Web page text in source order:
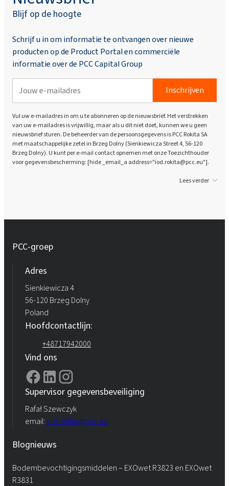
Blijf op de hoogte
Schrijf u in om informatie te ontvangen over nieuwe
producten op de Product Portal en commerciële
informatie over de PCC Capital Group
Inschrijven
Vul uw e-mailadres in om u te abonneren op de nieuwsbrief. Het verstrekken
van uw e-mailadres is vrijwillig, maar als u dit niet doet, kunnen we u geen
nieuwsbrief sturen. De beheerder van de persoonsgegevens is PCC Rokita SA
met maatschappelijke zetel in Brzeg Dolny (Sienkiewicza Street 4, 56-120
Brzeg Dolny). U kunt per e-mail contact opnemen met onze Toezichthouder
voor gegevensbescherming: [hide _email_a address="iod.rokita@pcc.eu"].
Lees verder
PCC-groep
Adres
Sienkiewicza 4
56-120 Brzeg Dolny
Poland
Hoofdcontactlijn:
+48717942000
Vind ons
Supervisor gegevensbeveiliging
Rafał Szewczyk
email: iod.rokita@pcc.eu
Blognieuws
Bodembevochtigingsmiddelen – EXOwet R3823 en EXOwet
R3831